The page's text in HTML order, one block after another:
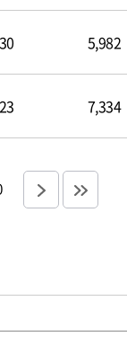
5,982
7,334